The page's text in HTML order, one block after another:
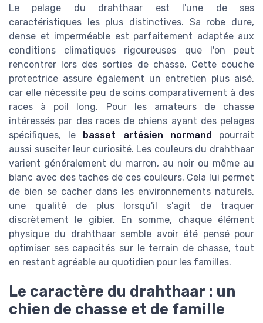
Le pelage du drahthaar est l'une de ses
caractéristiques les plus distinctives. Sa robe dure,
dense et imperméable est parfaitement adaptée aux
conditions climatiques rigoureuses que l'on peut
rencontrer lors des sorties de chasse. Cette couche
protectrice assure également un entretien plus aisé,
car elle nécessite peu de soins comparativement à des
races à poil long. Pour les amateurs de chasse
intéressés par des races de chiens ayant des pelages
spécifiques, le basset artésien normand pourrait
aussi susciter leur curiosité. Les couleurs du drahthaar
varient généralement du marron, au noir ou même au
blanc avec des taches de ces couleurs. Cela lui permet
de bien se cacher dans les environnements naturels,
une qualité de plus lorsqu'il s'agit de traquer
discrètement le gibier. En somme, chaque élément
physique du drahthaar semble avoir été pensé pour
optimiser ses capacités sur le terrain de chasse, tout
en restant agréable au quotidien pour les familles.
Le caractère du drahthaar : un
chien de chasse et de famille